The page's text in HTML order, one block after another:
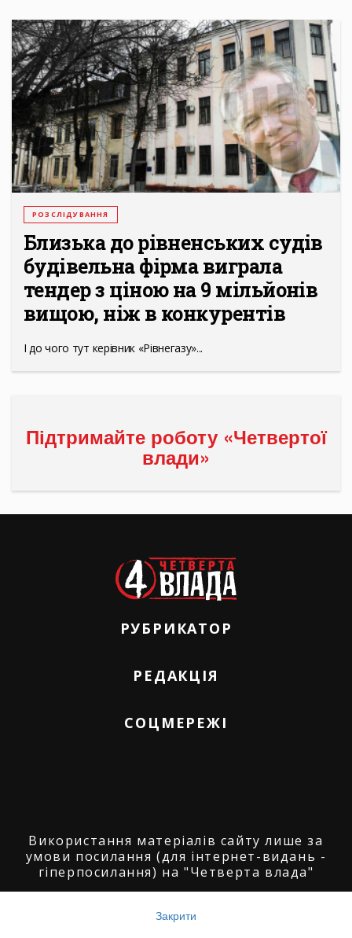
РОЗСЛІДУВАННЯ
Близька до рівненських судів
будівельна фірма виграла
тендер з ціною на 9 мільйонів
вищою, ніж в конкурентів
І до чого тут керівник «Рівнегазу»...
Підтримайте роботу «Четвертої
влади»
РУБРИКАТОР
РЕДАКЦІЯ
СОЦМЕРЕЖІ
Використання матеріалів сайту лише за
умови посилання (для інтернет-видань -
гіперпосилання) на "Четверта влада"
"Четверта влада": 2008-2026.
Закрити